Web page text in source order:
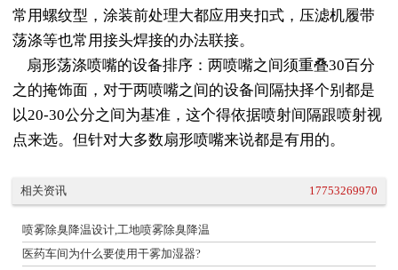
常用螺纹型，涂装前处理大都应用夹扣式，压滤机履带
荡涤等也常用接头焊接的办法联接。
扇形荡涤喷嘴的设备排序：两喷嘴之间须重叠30百分
之的掩饰面，对于两喷嘴之间的设备间隔抉择个别都是
以20-30公分之间为基准，这个得依据喷射间隔跟喷射视
点来选。但针对大多数扇形喷嘴来说都是有用的。
相关资讯 17753269970
喷雾除臭降温设计,工地喷雾除臭降温
医药车间为什么要使用干雾加湿器?